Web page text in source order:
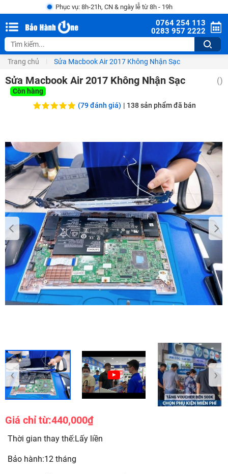
Phục vụ: 8h-21h, CN & ngày lễ từ 8h - 19h
0764 254 113
0283 957 2222
Trang chủ Sửa Macbook Air 2017 Không Nhận Sạc
Sửa Macbook Air 2017 Không Nhận Sạc ()
Còn hàng
(79 đánh giá) | 138sản phẩm đã bán
‹ ›
Giá chỉ từ:440,000₫
Thời gian thay thế:Lấy liền
Bảo hành:12 tháng